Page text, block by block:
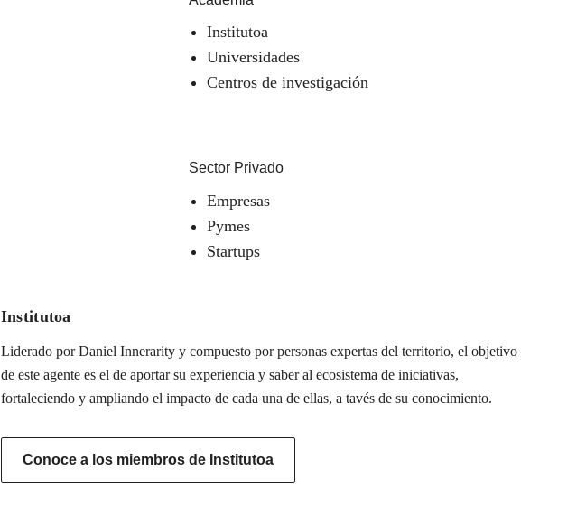
Institutoa
Universidades
Centros de investigación
Sector Privado
Empresas
Pymes
Startups
Institutoa
Liderado por Daniel Innerarity y compuesto por personas expertas del territorio, el objetivo
de este agente es el de aportar su experiencia y saber al ecosistema de iniciativas,
fortaleciendo y ampliando el impacto de cada una de ellas, a tavés de su conocimiento.
Conoce a los miembros de Institutoa